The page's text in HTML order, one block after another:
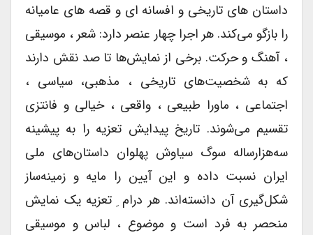
داستان های تاریخی و افسانه ای و قصه های عامیانه
را بازگو می‌کند. هر اجرا چهار عنصر دارد: شعر ، موسیقی
، آهنگ و حرکت. برخی از نمایش‌ها تا صد نقش دارند
که به شخصیت‌های تاریخی ، مذهبی، سیاسی ،
اجتماعی ، ماورا طبیعی ، واقعی ، خیالی و فانتزی
تقسیم می‌شوند. تاریخ پیدایش تعزیه را به پیشینه
سه‌هزارساله سوگ سیاوش پهلوان داستان‌های ملی
ایران نسبت داده و این آیین را مایه و زمینه‌ساز
شکل‌گیری آن دانسته‌اند. هر درام ِ تعزیه یک نمایش
منحصر به فرد است و موضوع ، لباس و موسیقی